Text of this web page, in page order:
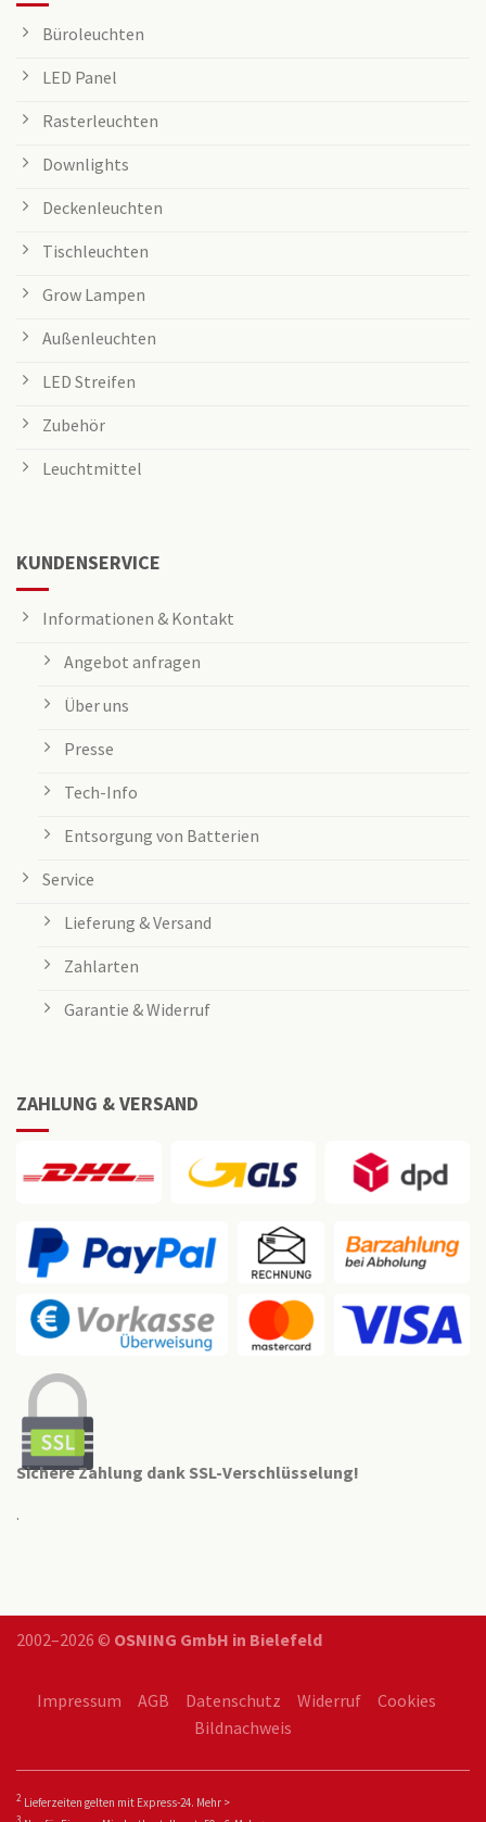
Büroleuchten
LED Panel
Rasterleuchten
Downlights
Deckenleuchten
Tischleuchten
Grow Lampen
Außenleuchten
LED Streifen
Zubehör
Leuchtmittel
KUNDENSERVICE
Informationen & Kontakt
Angebot anfragen
Über uns
Presse
Tech-Info
Entsorgung von Batterien
Service
Lieferung & Versand
Zahlarten
Garantie & Widerruf
ZAHLUNG & VERSAND
Sichere Zahlung dank SSL-Verschlüsselung!
.
2002–2026 © OSNING GmbH in Bielefeld
Impressum AGB Datenschutz Widerruf
Cookies
Bildnachweis
2 Lieferzeiten gelten mit Express-24. Mehr >